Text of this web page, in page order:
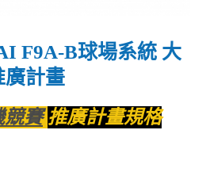
F9A-B球場系統 大
廣計畫
競賽 推廣計畫規格